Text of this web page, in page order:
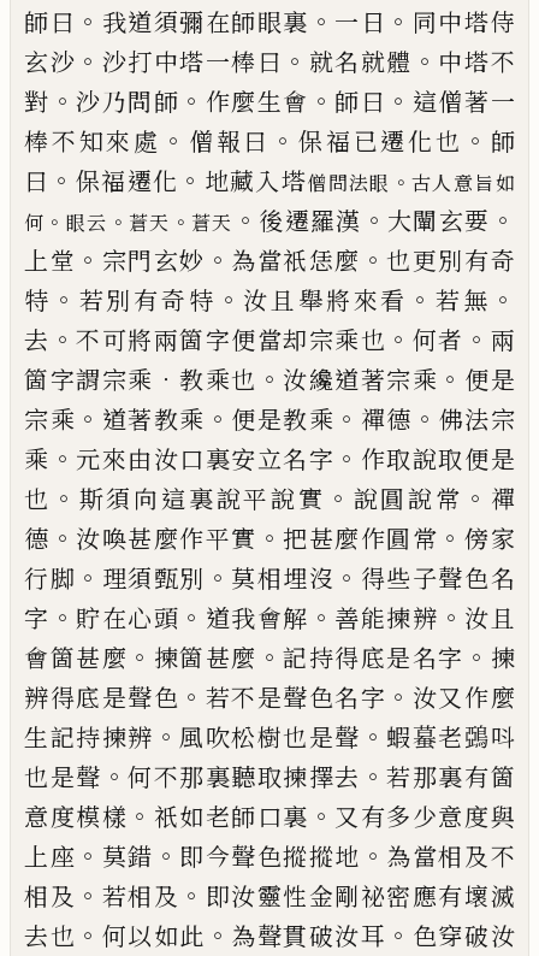
師曰 。 我道須彌在師眼裏 。 一日 。 同中塔侍
玄沙 。 沙打中塔一棒曰 。 就名就體 。 中塔不
對 。沙乃問師 。 作麼生會 。 師曰 。 這僧著一
棒不知來處 。 僧報曰 。 保福 已遷化也 。 師
曰 。 保福遷化 。 地藏入塔僧問法眼 。 古人意旨如
何 。 眼云 。 蒼天 。 蒼天 。 後遷羅漢 。 大闡玄要 。
上堂 。 宗門玄妙 。 為當祇恁麼 。也更別有奇
特 。 若別有奇特 。 汝且舉將來看 。 若無 。
去 。不可將兩箇字便當却宗乘也 。 何者 。 兩
箇字謂宗乘 ．教乘也 。 汝纔道著宗乘 。 便是
宗乘 。 道著教乘 。 便是教乘 。 禪德 。 佛法宗
乘 。 元來由汝口裏安立名字 。 作取說取便是
也 。 斯須向這裏說平說實 。 說圓說常 。 禪
德 。 汝喚甚麼作平實 。 把甚麼作圓常 。 傍家
行脚 。 理須甄別 。 莫相埋沒 。 得些子聲色名
字 。 貯在心頭 。 道我會解 。 善能揀辨 。 汝且
會箇甚麼 。 揀箇甚麼 。記持得底是名字 。 揀
辨得底是聲色 。 若不是聲色名字 。 汝又作麼
生記持揀辨 。 風吹松樹也是聲 。蝦蟇老鵶呌
也是聲 。何不那裏聽取揀擇去 。若那裏有箇
意度模樣 。 祇如老師口裏 。 又有多少意度與
上座 。 莫錯 。 即今聲色摐摐地 。 為當相及不
相及 。 若相及 。 即汝靈性金剛祕密應有壞滅
去也 。 何以如此 。 為聲貫破汝耳 。 色穿破汝